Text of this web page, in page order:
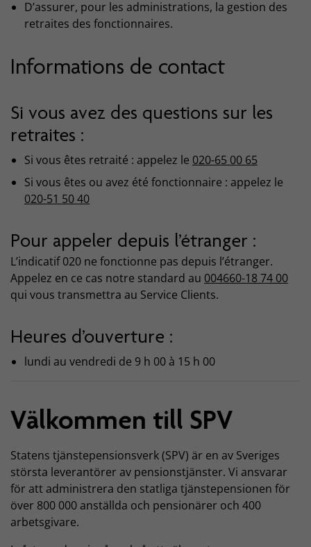
D’assurer, pour les administrations, la gestion des
retraites des fonctionnaires.
Informations de contact
Si vous avez des questions sur les
retraites :
Si vous êtes retraité : appelez le 020-65 00 65
Si vous êtes ou avez été fonctionnaire : appelez le
020-51 50 40
Pour appeler depuis l’étranger :
L’indicatif 020 ne fonctionne pas depuis l’étranger.
Appelez en ce cas notre standard au 004660-18 74 00
qui vous transmettra au Service Clients.
Heures d’ouverture :
lundi au vendredi de 9 h 00 à 15 h 00
Välkommen till SPV
Statens tjänstepensionsverk (SPV) är en av Sveriges
största leverantörer av pensionstjänster. Vi ansvarar
för att administrera den statliga tjänstepensionen för
över 800 000 anställda och pensionärer och 400
arbetsgivare.